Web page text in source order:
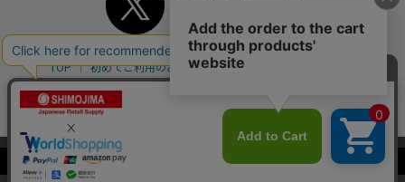
当サイトはクッキー（Cookie）を使用しています。Cookieの使用に同意いた
だける場合は「OK」をクリックしてください。
TOP 初めてご利用のお客様へ ご利用案内
個人情報保護方針
よくあるご質問
WEBカタログ
Copyright© 2018 SHIMOJIMA Co.,Ltd. All Rights Reserved.